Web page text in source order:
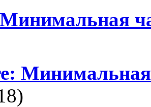
Минимальная